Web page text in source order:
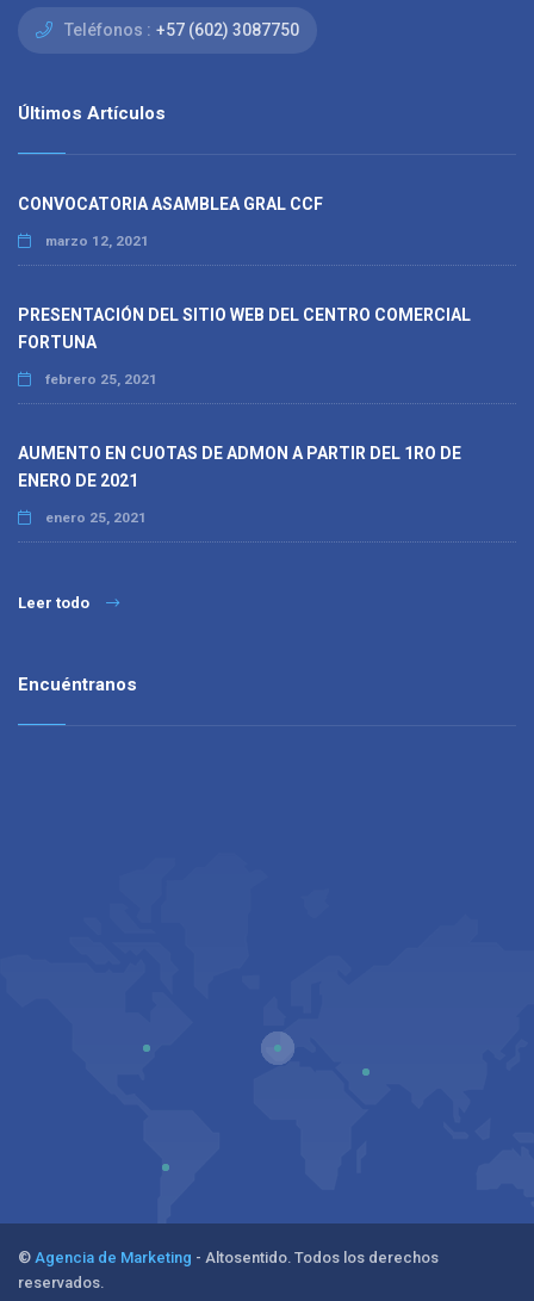
Teléfonos : +57 (602) 3087750
Últimos Artículos
CONVOCATORIA ASAMBLEA GRAL CCF
marzo 12, 2021
PRESENTACIÓN DEL SITIO WEB DEL CENTRO COMERCIAL
FORTUNA
febrero 25, 2021
AUMENTO EN CUOTAS DE ADMON A PARTIR DEL 1RO DE
ENERO DE 2021
enero 25, 2021
Leer todo
Encuéntranos
© Agencia de Marketing - Altosentido. Todos los derechos
reservados.